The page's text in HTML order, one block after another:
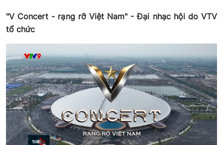
"V Concert - rạng rỡ Việt Nam" - Đại nhạc hội do VTV
tổ chức